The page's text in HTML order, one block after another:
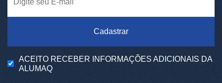
Cadastrar
ACEITO RECEBER INFORMAÇÕES ADICIONAIS DA
ALUMAQ